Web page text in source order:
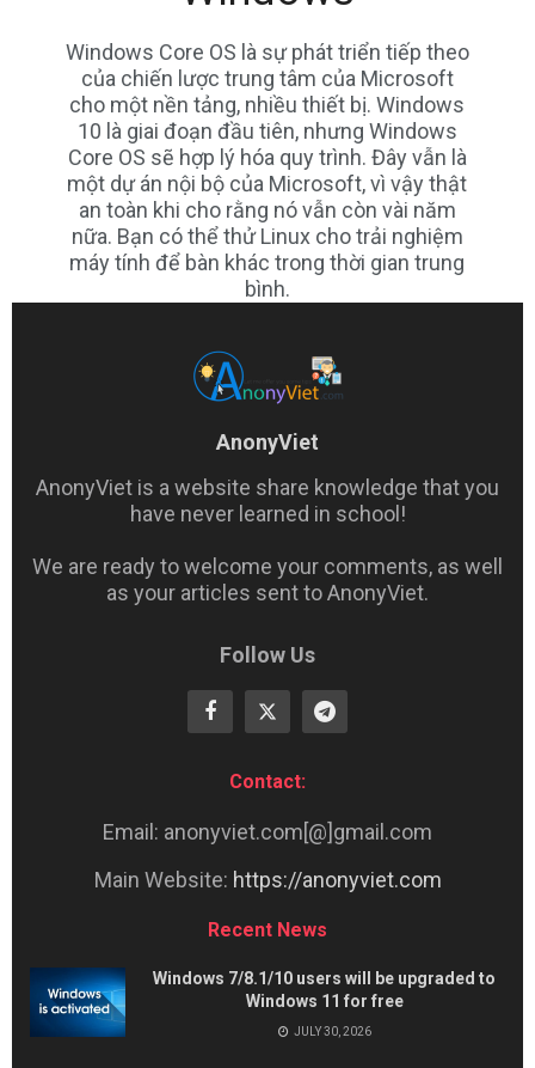
Windows Core OS là sự phát triển tiếp theo
của chiến lược trung tâm của Microsoft
cho một nền tảng, nhiều thiết bị. Windows
10 là giai đoạn đầu tiên, nhưng Windows
Core OS sẽ hợp lý hóa quy trình. Đây vẫn là
một dự án nội bộ của Microsoft, vì vậy thật
an toàn khi cho rằng nó vẫn còn vài năm
nữa. Bạn có thể thử Linux cho trải nghiệm
máy tính để bàn khác trong thời gian trung
bình.
AnonyViet
AnonyViet is a website share knowledge that you
have never learned in school!
We are ready to welcome your comments, as well
as your articles sent to AnonyViet.
Follow Us
Contact:
Email: anonyviet.com[@]gmail.com
Main Website: https://anonyviet.com
Recent News
Windows 7/8.1/10 users will be upgraded to
Windows 11 for free
JULY 30, 2026